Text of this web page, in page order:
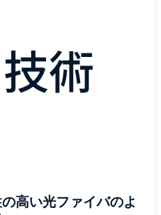
術
高い光ファイバのよ